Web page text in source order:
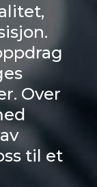
Over
til et